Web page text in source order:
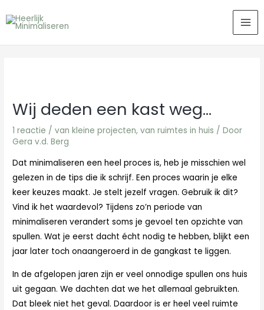
naar
Wij deden een kast weg…
1 reactie /van kleine projecten,van ruimtes in huis / Door
Gera v.d. Berg
Dat minimaliseren een heel proces is, heb je misschien wel
gelezen in de tips die ik schrijf. Een proces waarin je elke
keer keuzes maakt. Je stelt jezelf vragen. Gebruik ik dit?
Vind ik het waardevol? Tijdens zo’n periode van
minimaliseren verandert soms je gevoel ten opzichte van
spullen. Wat je eerst dacht écht nodig te hebben, blijkt een
jaar later toch onaangeroerd in de gangkast te liggen.
In de afgelopen jaren zijn er veel onnodige spullen ons huis
uit gegaan. We dachten dat we het allemaal gebruikten.
Dat bleek niet het geval. Daardoor is er heel veel ruimte